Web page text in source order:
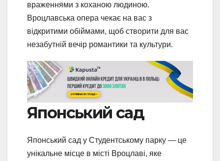
враженнями з коханою людиною.
Вроцлавська опера чекає на вас з
відкритими обіймами, щоб створити для вас
незабутній вечір романтики та культури.
Японський сад
Японський сад у Студентському парку — це
унікальне місце в місті Вроцлаві, яке